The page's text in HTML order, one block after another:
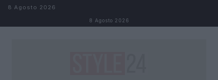
Salta al contenuto
8 Agosto 2026
8 Agosto 2026